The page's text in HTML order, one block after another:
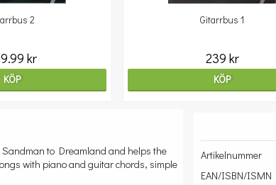
2
kr
KÖP
Gitarrbus 1
239 kr
KÖP
Sandman to Dreamland and helps the
with piano and guitar chords, simple
Artikelnummer
EAN/ISBN/ISMN